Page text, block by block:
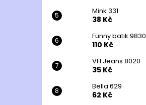
Mink 331
38 Kč
Funny batik 9830
110 Kč
VH Jeans 8020
35 Kč
Bella 629
62 Kč